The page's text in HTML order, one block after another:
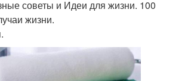
советы и Идеи для жизни. 100
жизни.